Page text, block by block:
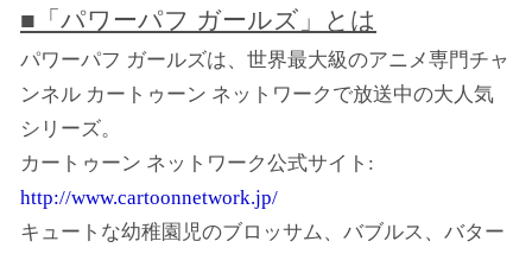
■「パワーパフ ガールズ」とは
パワーパフ ガールズは、世界最大級のアニメ専門チャ
ンネル カートゥーン ネットワークで放送中の大人気
シリーズ。
カートゥーン ネットワーク公式サイト:
http://www.cartoonnetwork.jp/
キュートな幼稚園児のブロッサム、バブルス、バター